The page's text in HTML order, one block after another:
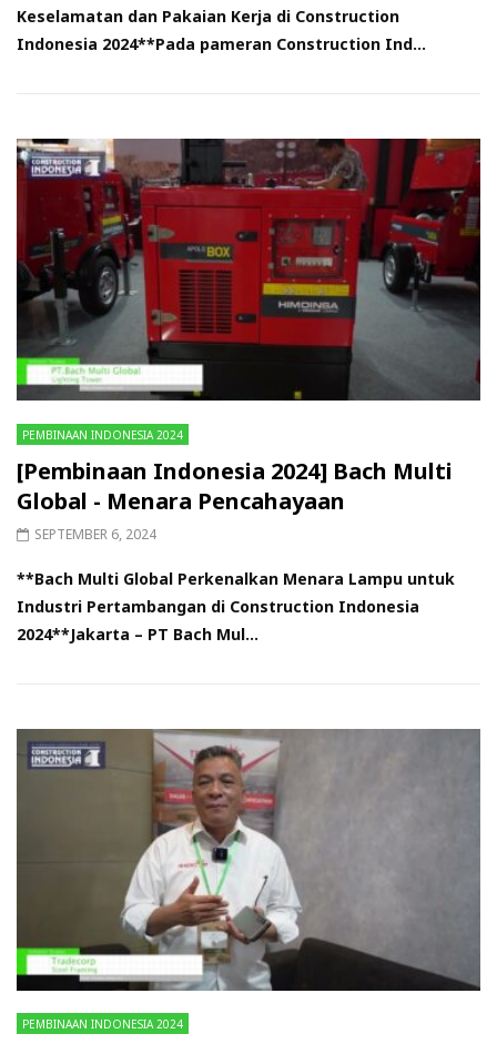
Keselamatan dan Pakaian Kerja di Construction
Indonesia 2024**Pada pameran Construction Ind...
PEMBINAAN INDONESIA 2024
[Pembinaan Indonesia 2024] Bach Multi
Global - Menara Pencahayaan
SEPTEMBER 6, 2024
**Bach Multi Global Perkenalkan Menara Lampu untuk
Industri Pertambangan di Construction Indonesia
2024**Jakarta – PT Bach Mul...
PEMBINAAN INDONESIA 2024